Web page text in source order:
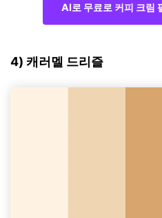
AI로 무료로 커피 크림
4) 캐러멜 드리즐